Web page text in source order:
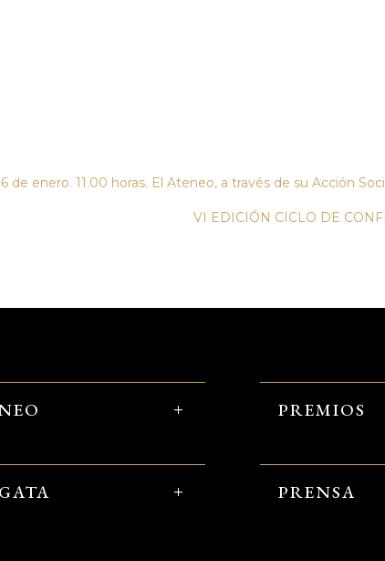
de enero. 11.00 horas. El Ateneo, a través de su Acción
VI EDICIÓN CICLO DE
PREMIOS
PRENSA